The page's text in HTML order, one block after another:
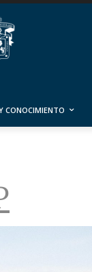
CONOCIMIENTO